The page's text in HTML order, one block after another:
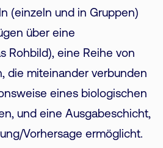
(einzeln und in Gruppen)
über eine
Rohbild), eine Reihe von
die miteinander verbunden
eines biologischen
und eine Ausgabeschicht,
Vorhersage ermöglicht.